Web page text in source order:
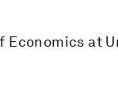
at